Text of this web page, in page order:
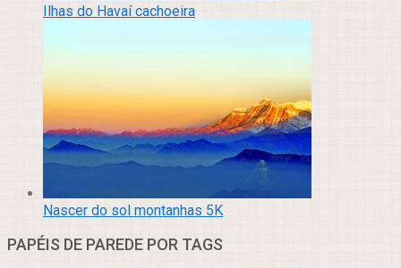
Ilhas do Havaí cachoeira
Nascer do sol montanhas 5K
PAPÉIS DE PAREDE POR TAGS